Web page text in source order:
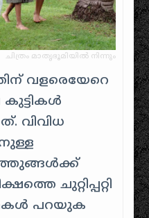
ചിത്രം മാതൃഭൂമിയിൽ നിന്നും
വളരെയേറെ
കുട്ടികൾ
വിവിധ
ചുറ്റിപ്പറ്റി
പറയുക